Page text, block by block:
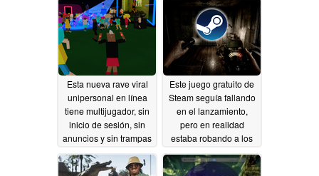
Esta nueva rave viral
unipersonal en línea
tiene multijugador, sin
inicio de sesión, sin
anuncios y sin trampas
05/31/2026
Este juego gratuito de
Steam seguía fallando
en el lanzamiento,
pero en realidad
estaba robando a los
usuarios en segundo
plano 05/20/2026